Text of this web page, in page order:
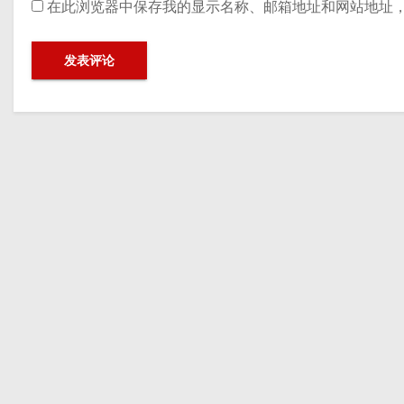
在此浏览器中保存我的显示名称、邮箱地址和网站地址